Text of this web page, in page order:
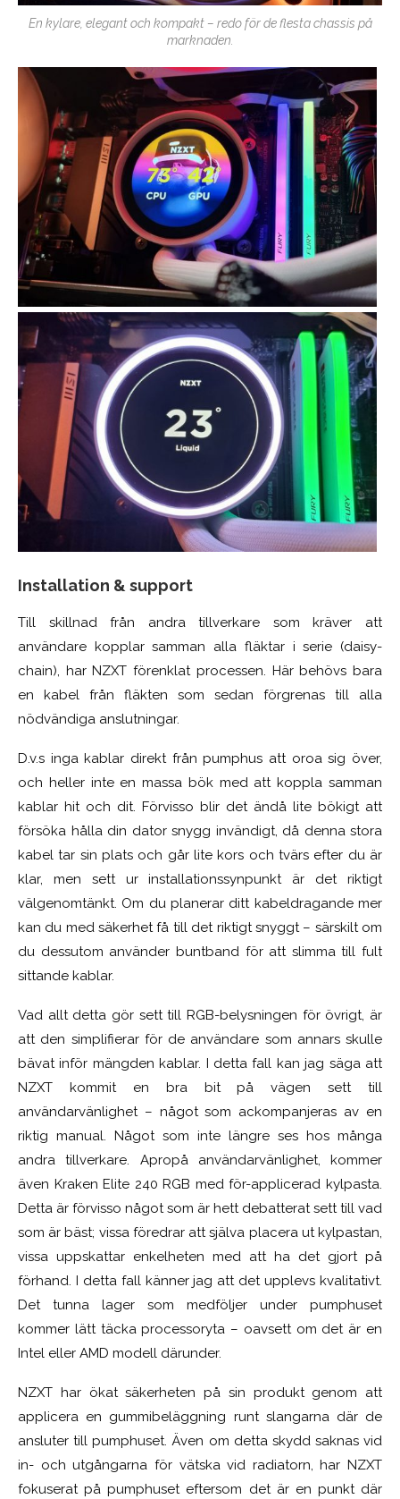
En kylare, elegant och kompakt – redo för de flesta chassis på
marknaden.
Installation & support
Till skillnad från andra tillverkare som kräver att
användare kopplar samman alla fläktar i serie (daisy-
chain), har NZXT förenklat processen. Här behövs bara
en kabel från fläkten som sedan förgrenas till alla
nödvändiga anslutningar.
D.v.s inga kablar direkt från pumphus att oroa sig över,
och heller inte en massa bök med att koppla samman
kablar hit och dit. Förvisso blir det ändå lite bökigt att
försöka hålla din dator snygg invändigt, då denna stora
kabel tar sin plats och går lite kors och tvärs efter du är
klar, men sett ur installationssynpunkt är det riktigt
välgenomtänkt. Om du planerar ditt kabeldragande mer
kan du med säkerhet få till det riktigt snyggt – särskilt om
du dessutom använder buntband för att slimma till fult
sittande kablar.
Vad allt detta gör sett till RGB-belysningen för övrigt, är
att den simplifierar för de användare som annars skulle
bävat inför mängden kablar. I detta fall kan jag säga att
NZXT kommit en bra bit på vägen sett till
användarvänlighet – något som ackompanjeras av en
riktig manual. Något som inte längre ses hos många
andra tillverkare. Apropå användarvänlighet, kommer
även Kraken Elite 240 RGB med för-applicerad kylpasta.
Detta är förvisso något som är hett debatterat sett till vad
som är bäst; vissa föredrar att själva placera ut kylpastan,
vissa uppskattar enkelheten med att ha det gjort på
förhand. I detta fall känner jag att det upplevs kvalitativt.
Det tunna lager som medföljer under pumphuset
kommer lätt täcka processoryta – oavsett om det är en
Intel eller AMD modell därunder.
NZXT har ökat säkerheten på sin produkt genom att
applicera en gummibeläggning runt slangarna där de
ansluter till pumphuset. Även om detta skydd saknas vid
in- och utgångarna för vätska vid radiatorn, har NZXT
fokuserat på pumphuset eftersom det är en punkt där